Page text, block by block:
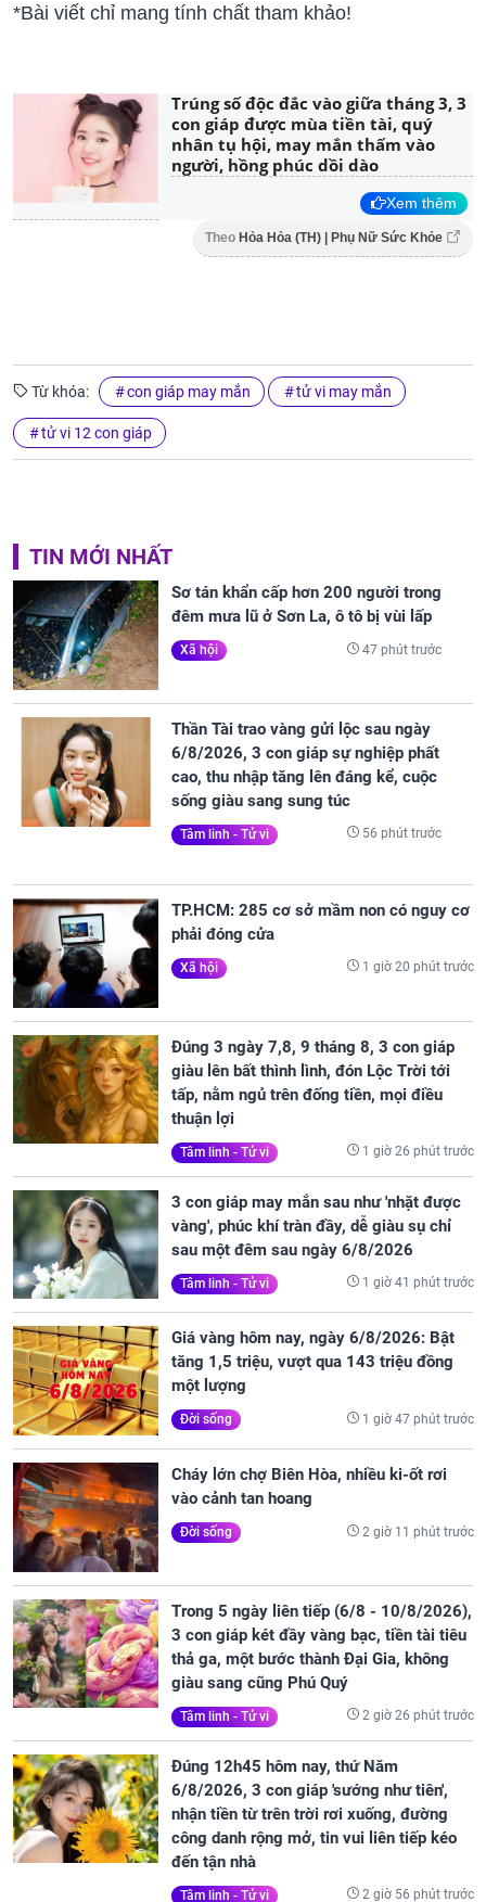
*Bài viết chỉ mang tính chất tham khảo!
Trúng số độc đắc vào giữa tháng 3, 3
con giáp được mùa tiền tài, quý
nhân tụ hội, may mắn thấm vào
người, hồng phúc dồi dào
Xem thêm
Theo Hỏa Hỏa (TH) | Phụ Nữ Sức Khỏe
Từ khóa: con giáp may mắn tử vi may mắn
tử vi 12 con giáp
TIN MỚI NHẤT
Sơ tán khẩn cấp hơn 200 người trong
đêm mưa lũ ở Sơn La, ô tô bị vùi lấp
Xã hội 47 phút trước
Thần Tài trao vàng gửi lộc sau ngày
6/8/2026, 3 con giáp sự nghiệp phất
cao, thu nhập tăng lên đáng kể, cuộc
sống giàu sang sung túc
Tâm linh - Tử vi 56 phút trước
TP.HCM: 285 cơ sở mầm non có nguy cơ
phải đóng cửa
Xã hội 1 giờ 20 phút trước
Đúng 3 ngày 7,8, 9 tháng 8, 3 con giáp
giàu lên bất thình lình, đón Lộc Trời tới
tấp, nằm ngủ trên đống tiền, mọi điều
thuận lợi
Tâm linh - Tử vi 1 giờ 26 phút trước
3 con giáp may mắn sau như 'nhặt được
vàng', phúc khí tràn đầy, dễ giàu sụ chỉ
sau một đêm sau ngày 6/8/2026
Tâm linh - Tử vi 1 giờ 41 phút trước
Giá vàng hôm nay, ngày 6/8/2026: Bật
tăng 1,5 triệu, vượt qua 143 triệu đồng
một lượng
Đời sống 1 giờ 47 phút trước
Cháy lớn chợ Biên Hòa, nhiều ki-ốt rơi
vào cảnh tan hoang
Đời sống 2 giờ 11 phút trước
Trong 5 ngày liên tiếp (6/8 - 10/8/2026),
3 con giáp két đầy vàng bạc, tiền tài tiêu
thả ga, một bước thành Đại Gia, không
giàu sang cũng Phú Quý
Tâm linh - Tử vi 2 giờ 26 phút trước
Đúng 12h45 hôm nay, thứ Năm
6/8/2026, 3 con giáp 'sướng như tiên',
nhận tiền từ trên trời rơi xuống, đường
công danh rộng mở, tin vui liên tiếp kéo
đến tận nhà
Tâm linh - Tử vi 2 giờ 56 phút trước